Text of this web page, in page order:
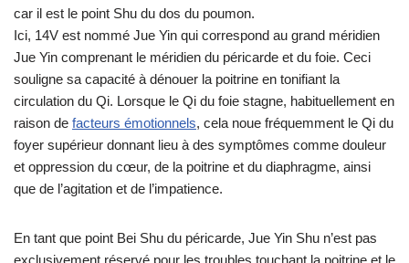
car il est le point Shu du dos du poumon.
Ici, 14V est nommé Jue Yin qui correspond au grand méridien
Jue Yin comprenant le méridien du péricarde et du foie. Ceci
souligne sa capacité à dénouer la poitrine en tonifiant la
circulation du Qi. Lorsque le Qi du foie stagne, habituellement en
raison de facteurs émotionnels, cela noue fréquemment le Qi du
foyer supérieur donnant lieu à des symptômes comme douleur
et oppression du cœur, de la poitrine et du diaphragme, ainsi
que de l’agitation et de l’impatience.
En tant que point Bei Shu du péricarde, Jue Yin Shu n’est pas
exclusivement réservé pour les troubles touchant la poitrine et le